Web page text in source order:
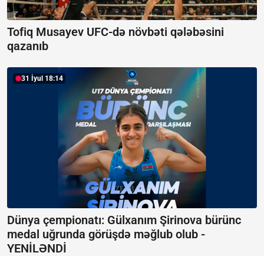
Tofiq Musayev UFC-də növbəti qələbəsini
qazanıb
31 İyul 18:14
Dünya çempionatı: Gülxanım Şirinova bürünc
medal uğrunda görüşdə məğlub olub -
YENİLƏNDİ